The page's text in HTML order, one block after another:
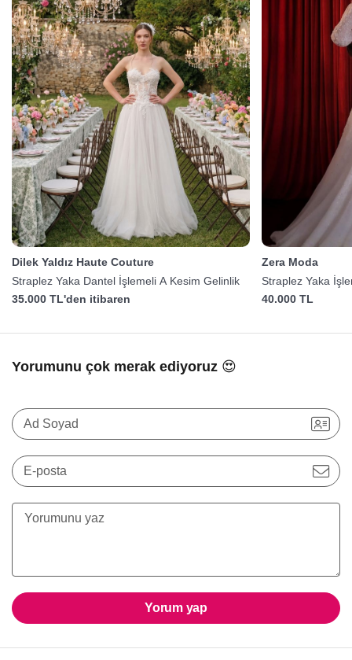
Dilek Yaldız Haute Couture
Straplez Yaka Dantel İşlemeli A Kesim Gelinlik
35.000 TL'den itibaren
Zera Moda
Straplez Yaka
40.000 TL
Yorumunu çok merak ediyoruz 😍
Ad Soyad
E-posta
Yorum yap